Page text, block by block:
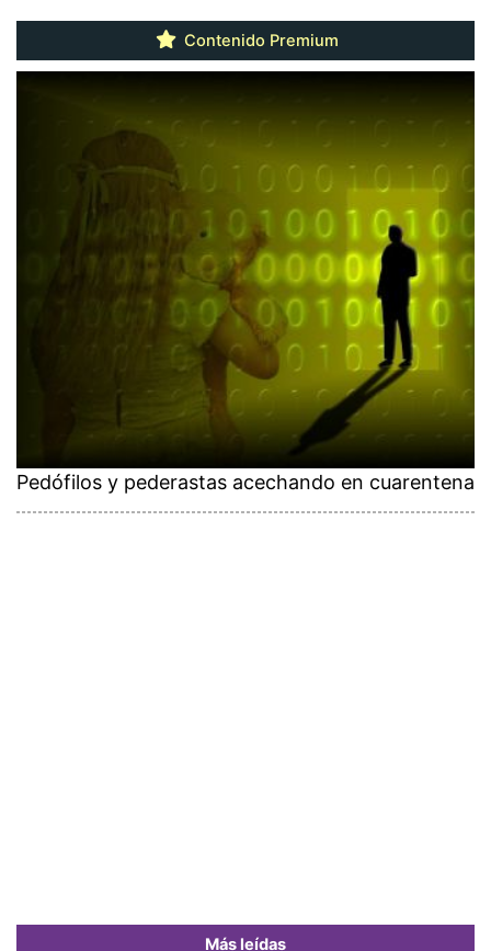
Contenido Premium
Pedófilos y pederastas acechando en cuarentena
Más leídas